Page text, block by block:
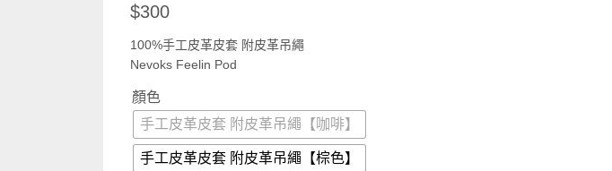
$300
100%手工皮革皮套 附皮革吊繩
Nevoks Feelin Pod
顏色
手工皮革皮套 附皮革吊繩【咖啡】
手工皮革皮套 附皮革吊繩【棕色】